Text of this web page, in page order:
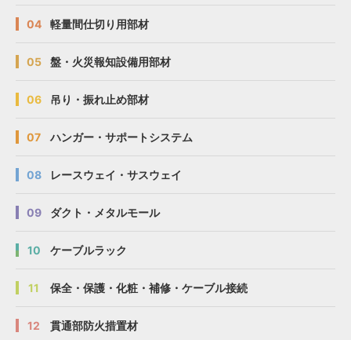
04 軽量間仕切り用部材
05 盤・火災報知設備用部材
06 吊り・振れ止め部材
07 ハンガー・サポートシステム
08 レースウェイ・サスウェイ
09 ダクト・メタルモール
10 ケーブルラック
11 保全・保護・化粧・補修・ケーブル接続
12 貫通部防火措置材